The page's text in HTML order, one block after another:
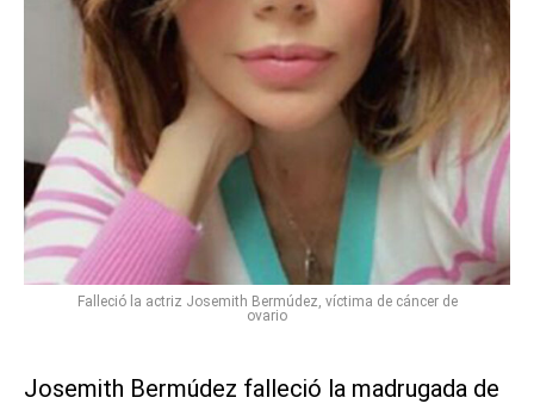
Falleció la actriz Josemith Bermúdez, víctima de cáncer de
ovario
Josemith Bermúdez falleció la madrugada de